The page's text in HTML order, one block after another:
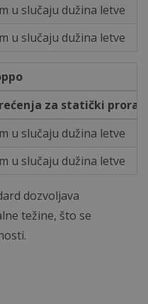
u slučaju dužina letve
u slučaju dužina letve
za statički
u slučaju dužina letve
u slučaju dužina letve
dozvoljava
težine, što se